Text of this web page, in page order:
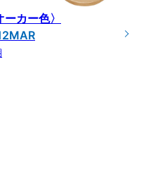
ーカー色〉